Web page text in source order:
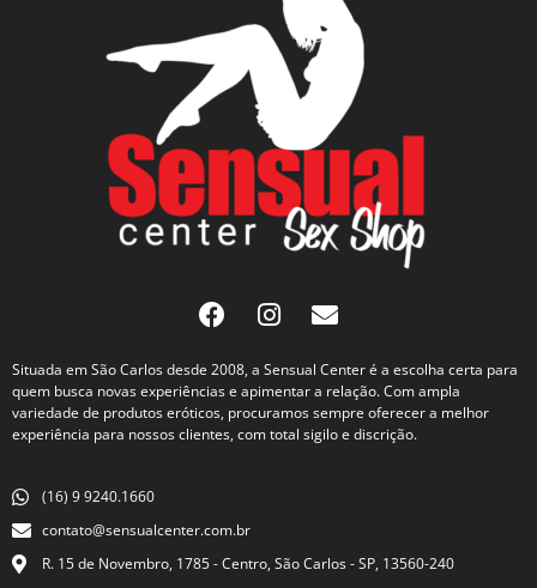
Situada em São Carlos desde 2008, a Sensual Center é a escolha certa para
quem busca novas experiências e apimentar a relação. Com ampla
variedade de produtos eróticos, procuramos sempre oferecer a melhor
experiência para nossos clientes, com total sigilo e discrição.
(16) 9 9240.1660
contato@sensualcenter.com.br
R. 15 de Novembro, 1785 - Centro, São Carlos - SP, 13560-240